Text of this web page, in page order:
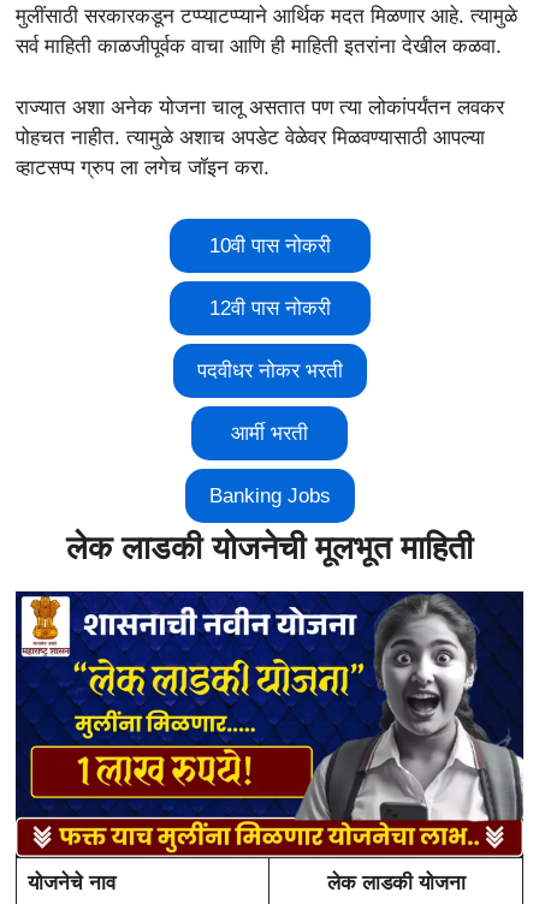
मुलींसाठी सरकारकडून टप्प्याटप्प्याने आर्थिक मदत मिळणार आहे. त्यामुळे
सर्व माहिती काळजीपूर्वक वाचा आणि ही माहिती इतरांना देखील कळवा.
राज्यात अशा अनेक योजना चालू असतात पण त्या लोकांपर्यंतन लवकर
पोहचत नाहीत. त्यामुळे अशाच अपडेट वेळेवर मिळवण्यासाठी आपल्या
व्हाटसप्प ग्रुप ला लगेच जॉइन करा.
10वी पास नोकरी
12वी पास नोकरी
पदवीधर नोकर भरती
आर्मी भरती
Banking Jobs
लेक लाडकी योजनेची मूलभूत माहिती
योजनेचे नाव लेक लाडकी योजना